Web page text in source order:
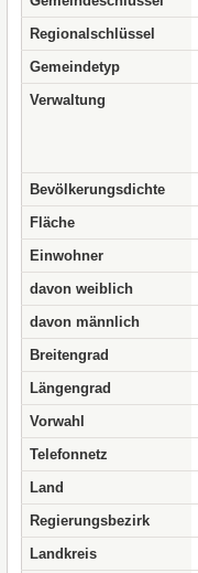
Regionalschlüssel
Gemeindetyp
Verwaltung
Bevölkerungsdichte
Fläche
Einwohner
davon weiblich
davon männlich
Breitengrad
Längengrad
Vorwahl
Telefonnetz
Land
Regierungsbezirk
Landkreis